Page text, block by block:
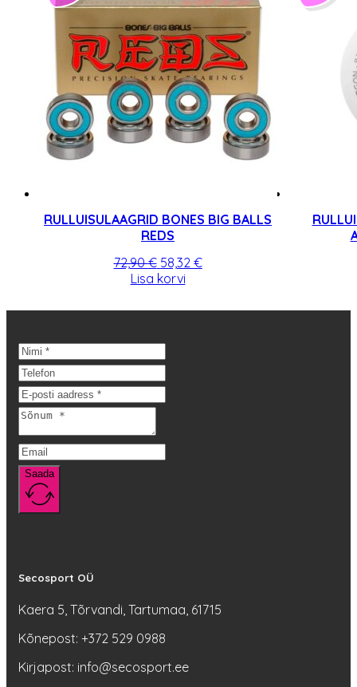
RULLUISULAAGRID BONES BIG BALLS
REDS
72,90€ Algne
hind
72,90 €.
58,32 €Praegune
58,32 €.
Lisa korvi
Saada
Secosport OÜ
Kaera 5, Tõrvandi, Tartumaa, 61715
Kõnepost: +372 529 0988
Kirjapost: info@secosport.ee